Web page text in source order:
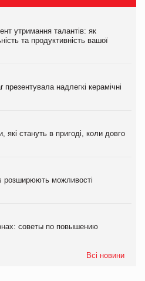
утримання талантів: як
та продуктивність вашої
надлегкі керамічні
які стануть в пригоді, коли довго
розширюють можливості
советы по повышению
Всі новини